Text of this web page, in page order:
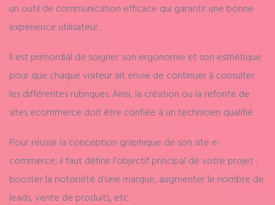
un outil de communication efficace qui garantir une bonne
expérience utilisateur.
Il est primordial de soigner son ergonomie et son esthétique
pour que chaque visiteur ait envie de continuer à consulter
les différentes rubriques. Ainsi, la création ou la refonte de
sites ecommerce doit être confiée à un technicien qualifié.
Pour réussir la conception graphique de son site e-
commerce, il faut définir l’objectif principal de votre projet :
booster la notoriété d’une marque, augmenter le nombre de
leads, vente de produits, etc.